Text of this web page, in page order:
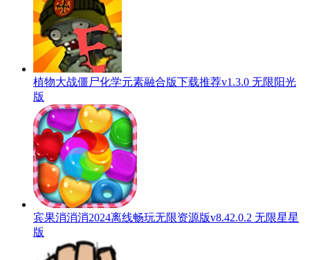
植物大战僵尸化学元素融合版下载推荐v1.3.0 无限阳光
版
宾果消消消2024离线畅玩无限资源版v8.42.0.2 无限星星
版